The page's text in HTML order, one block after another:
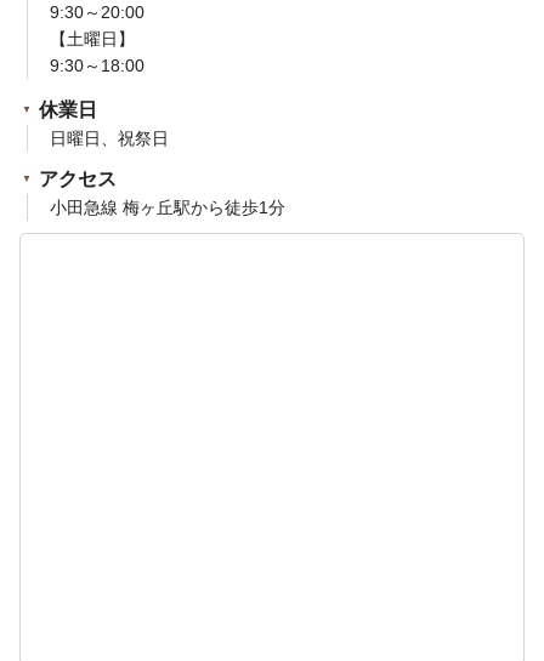
9:30～20:00
【土曜日】
9:30～18:00
休業日
日曜日、祝祭日
アクセス
小田急線 梅ヶ丘駅から徒歩1分